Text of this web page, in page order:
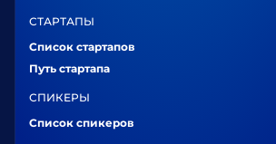
СТАРТАПЫ
Список стартапов
Путь стартапа
СПИКЕРЫ
Список спикеров